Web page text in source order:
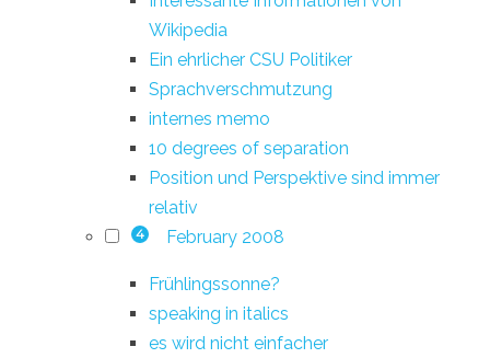
Wikipedia
Ein ehrlicher CSU Politiker
Sprachverschmutzung
internes memo
10 degrees of separation
Position und Perspektive sind immer
relativ
4 February 2008
Frühlingssonne?
speaking in italics
es wird nicht einfacher